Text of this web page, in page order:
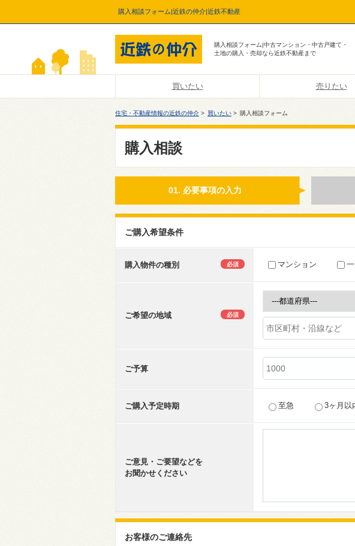
購入相談フォーム|近鉄の仲介|近鉄不動産
購入相談フォーム|中古マンション・中古戸建て・
土地の購入・売却なら近鉄不動産まで
買いたい 売りたい
住宅・不動産情報の近鉄の仲介 > 買いたい > 購入相談フォーム
購入相談
01. 必要事項の入力
ご購入希望条件
購入物件の種別 必須 マンション
ご希望の地域 必須
ご予算
ご購入予定時期 至急 3ヶ月以
ご意見・ご要望などを
お聞かせください
お客様のご連絡先